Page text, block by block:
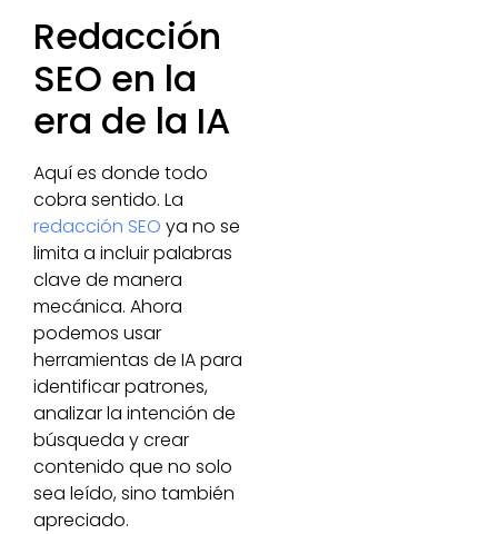
Redacción
SEO en la
era de la IA
Aquí es donde todo
cobra sentido. La
redacción SEO ya no se
limita a incluir palabras
clave de manera
mecánica. Ahora
podemos usar
herramientas de IA para
identificar patrones,
analizar la intención de
búsqueda y crear
contenido que no solo
sea leído, sino también
apreciado.